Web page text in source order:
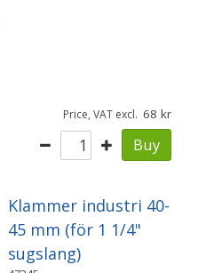
Price, VAT excl. 68
Buy
Klammer industri 40-
45 mm (för 1 1/4"
sugslang)